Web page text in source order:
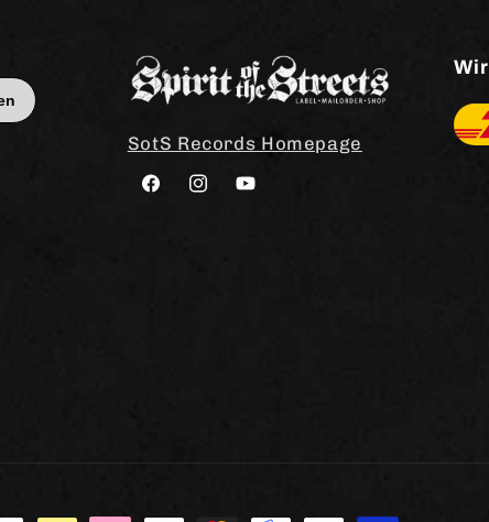
SotS Records Homepage
FacebookInstagramYouTube